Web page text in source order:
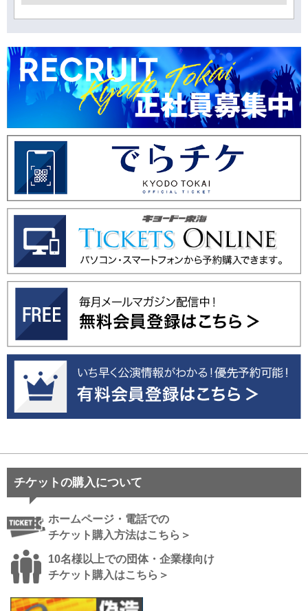
チケットの購入について
ホームページ・電話での
チケット購入方法はこちら＞
10名様以上での団体・企業様向け
チケット購入はこちら＞